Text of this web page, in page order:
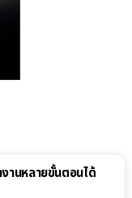
านหลายขั้นตอนได้